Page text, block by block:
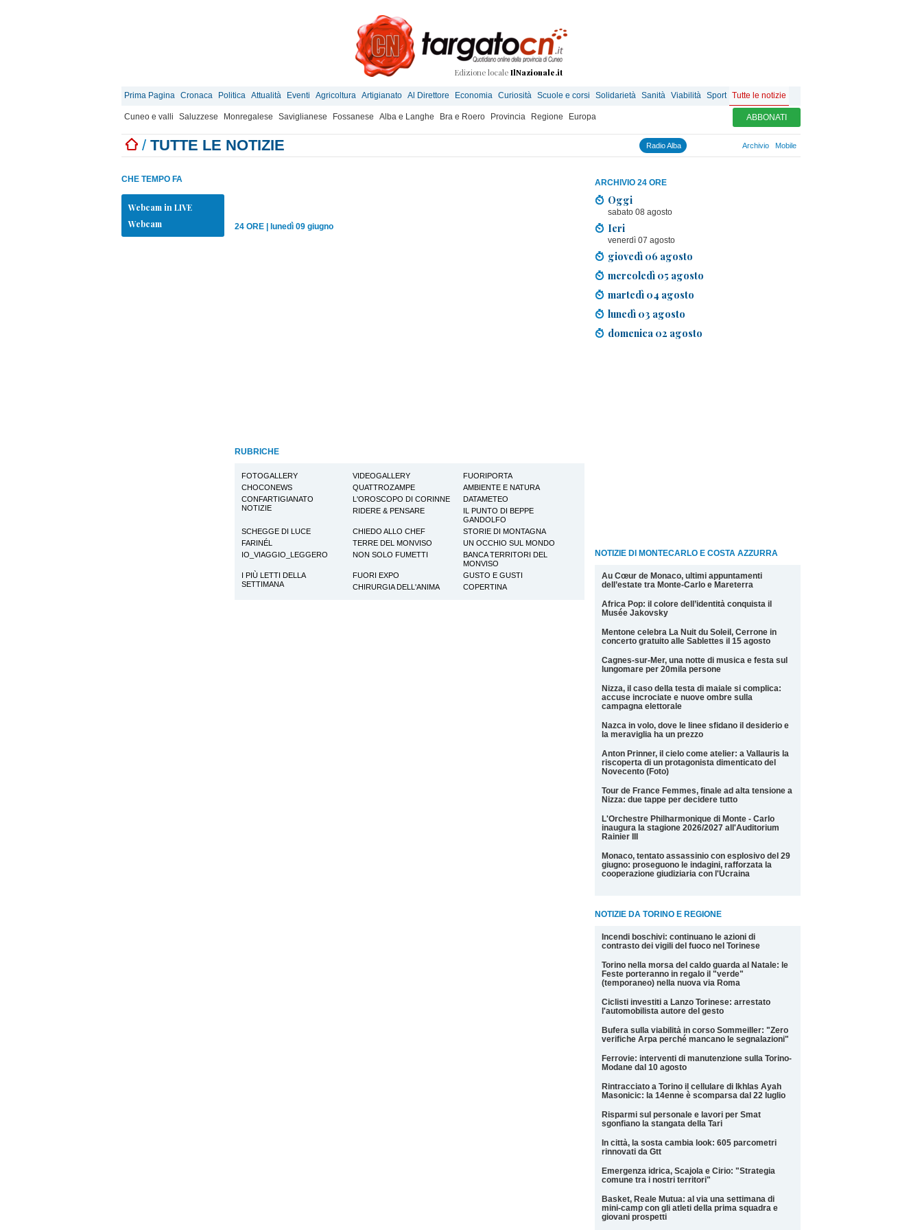
Edizione locale IlNazionale.it
Prima Pagina Cronaca Politica Attualità Eventi Agricoltura Artigianato Al Direttore Economia Curiosità Scuole e corsi Solidarietà Sanità Viabilità Sport Tutte le notizie
Cuneo e valli Saluzzese Monregalese Saviglianese Fossanese Alba e Langhe Bra e Roero Provincia Regione Europa ABBONATI
/ TUTTE LE NOTIZIE Radio Alba Archivio Mobile
ARCHIVIO 24 ORE
Oggi
sabato 08 agosto
Ieri
venerdì 07 agosto
giovedì 06 agosto
mercoledì 05 agosto
martedì 04 agosto
lunedì 03 agosto
domenica 02 agosto
NOTIZIE DI MONTECARLO E COSTA AZZURRA
Au Cœur de Monaco, ultimi appuntamenti
dell’estate tra Monte-Carlo e Mareterra
Africa Pop: il colore dell’identità conquista il
Musée Jakovsky
Mentone celebra La Nuit du Soleil, Cerrone in
concerto gratuito alle Sablettes il 15 agosto
Cagnes-sur-Mer, una notte di musica e festa sul
lungomare per 20mila persone
Nizza, il caso della testa di maiale si complica:
accuse incrociate e nuove ombre sulla
campagna elettorale
Nazca in volo, dove le linee sfidano il desiderio e
la meraviglia ha un prezzo
Anton Prinner, il cielo come atelier: a Vallauris la
riscoperta di un protagonista dimenticato del
Novecento (Foto)
Tour de France Femmes, finale ad alta tensione a
Nizza: due tappe per decidere tutto
L'Orchestre Philharmonique di Monte - Carlo
inaugura la stagione 2026/2027 all'Auditorium
Rainier III
Monaco, tentato assassinio con esplosivo del 29
giugno: proseguono le indagini, rafforzata la
cooperazione giudiziaria con l'Ucraina
NOTIZIE DA TORINO E REGIONE
Incendi boschivi: continuano le azioni di
contrasto dei vigili del fuoco nel Torinese
Torino nella morsa del caldo guarda al Natale: le
Feste porteranno in regalo il "verde"
(temporaneo) nella nuova via Roma
Ciclisti investiti a Lanzo Torinese: arrestato
l'automobilista autore del gesto
Bufera sulla viabilità in corso Sommeiller: "Zero
verifiche Arpa perché mancano le segnalazioni"
Ferrovie: interventi di manutenzione sulla Torino-
Modane dal 10 agosto
Rintracciato a Torino il cellulare di Ikhlas Ayah
Masonicic: la 14enne è scomparsa dal 22 luglio
Risparmi sul personale e lavori per Smat
sgonfiano la stangata della Tari
In città, la sosta cambia look: 605 parcometri
rinnovati da Gtt
Emergenza idrica, Scajola e Cirio: "Strategia
comune tra i nostri territori"
Basket, Reale Mutua: al via una settimana di
mini-camp con gli atleti della prima squadra e
giovani prospetti
CHE TEMPO FA
Webcam in LIVE
Webcam
24 ORE lunedì 09 giugno
RUBRICHE
FOTOGALLERY VIDEOGALLERY
FUORIPORTA
CHOCONEWS
QUATTROZAMPE
AMBIENTE E NATURA
CONFARTIGIANATO
NOTIZIE
L'OROSCOPO DI CORINNE
DATAMETEO
RIDERE & PENSARE
IL PUNTO DI BEPPE
GANDOLFO
SCHEGGE DI LUCE
CHIEDO ALLO CHEF
STORIE DI MONTAGNA
FARINÉL
TERRE DEL MONVISO
UN OCCHIO SUL MONDO
IO_VIAGGIO_LEGGERO
NON SOLO FUMETTI
BANCA TERRITORI DEL
MONVISO
I PIÙ LETTI DELLA
SETTIMANA
FUORI EXPO
GUSTO E GUSTI
CHIRURGIA DELL'ANIMA
COPERTINA